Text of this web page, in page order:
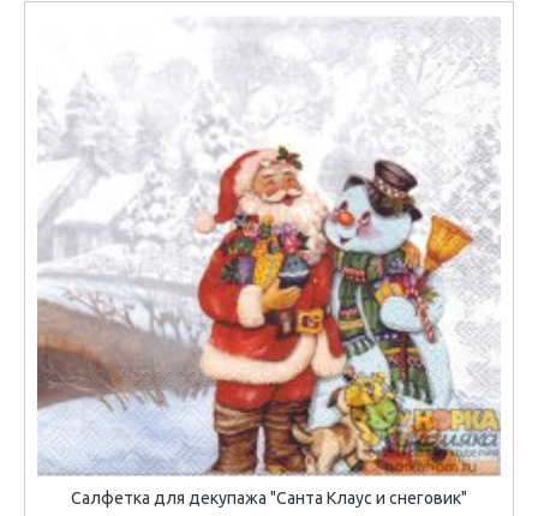
Салфетка для декупажа "Санта Клаус и снеговик"